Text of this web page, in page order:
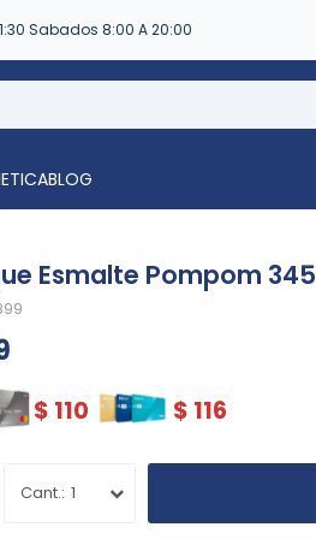
Sabados 8:00 A 20:00
BLOG
Esmalte Pompom 345
$ 110 $ 116
1